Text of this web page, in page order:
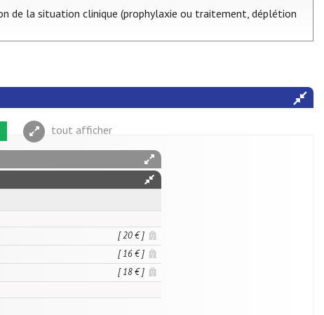
de la situation clinique (prophylaxie ou traitement, déplétion
tout afficher
[ 20 € ]
[ 16 € ]
[ 18 € ]